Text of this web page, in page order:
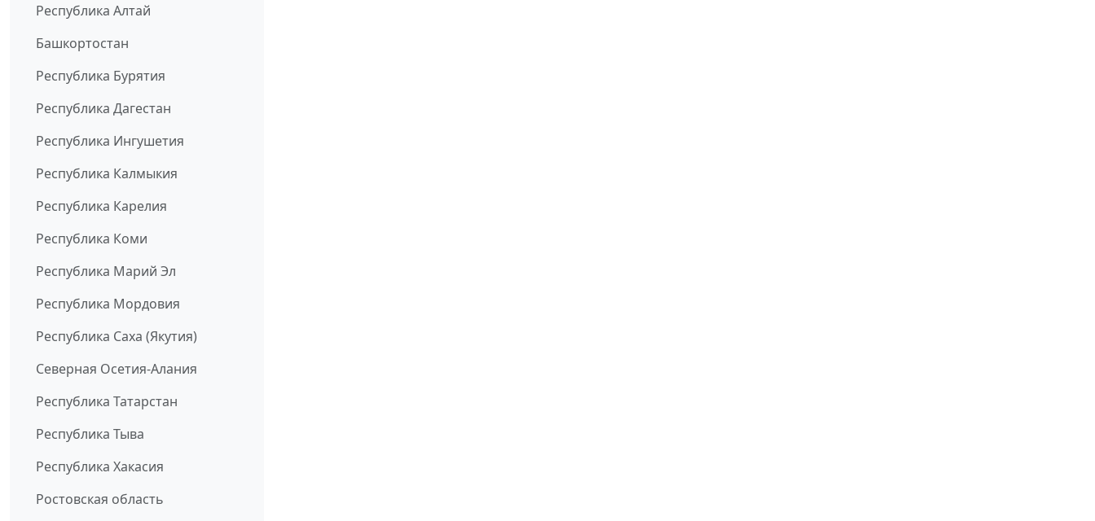
Республика Алтай
Башкортостан
Республика Бурятия
Республика Дагестан
Республика Ингушетия
Республика Калмыкия
Республика Карелия
Республика Коми
Республика Марий Эл
Республика Мордовия
Республика Саха (Якутия)
Северная Осетия-Алания
Республика Татарстан
Республика Тыва
Республика Хакасия
Ростовская область